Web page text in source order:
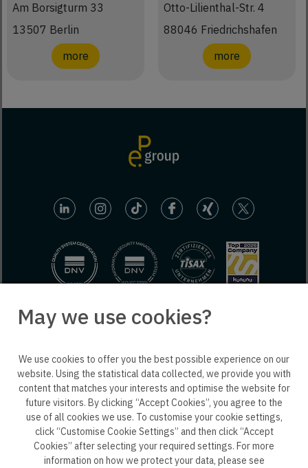
Am Borsigturm 33
13507 Berlin
more
Otto-Lilienthal-Str. 4
88046 Friedrichshafen
more
ep life science
© 2025 engineering people GmbH. All rights reserved.
Privacy policy B2B Privacy policy Consent
May we use cookies?
We use cookies to offer you the best possible experience on our
website. Using the statistical data collected, we provide you with
content that matches your interests and optimise the website for
future visitors. By clicking “Accept Cookies”, you agree to the
use of all cookies we use. To customise your cookie settings,
click “Customise Cookie Settings” and then click “Accept
Cookies” after selecting your required settings. For more
information on how we protect your data, please see